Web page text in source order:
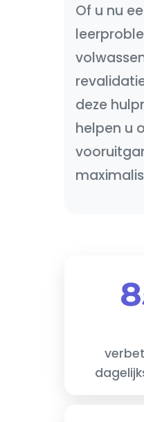
Of u nu
deze
helpen u